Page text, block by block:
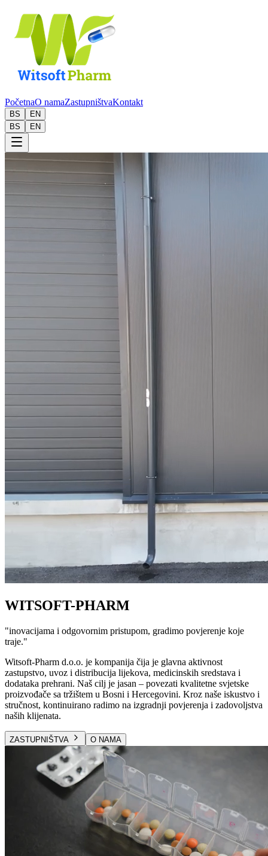
PočetnaO namaZastupništvaKontakt
BS
EN
BS
EN
WITSOFT-PHARM
"inovacijama i odgovornim pristupom, gradimo povjerenje koje
traje."
Witsoft-Pharm d.o.o. je kompanija čija je glavna aktivnost
zastupstvo, uvoz i distribucija lijekova, medicinskih sredstava i
dodataka prehrani. Naš cilj je jasan – povezati kvalitetne svjetske
proizvođače sa tržištem u Bosni i Hercegovini. Kroz naše iskustvo i
stručnost, kontinuirano radimo na izgradnji povjerenja i zadovoljstva
naših klijenata.
ZASTUPNIŠTVA O NAMA